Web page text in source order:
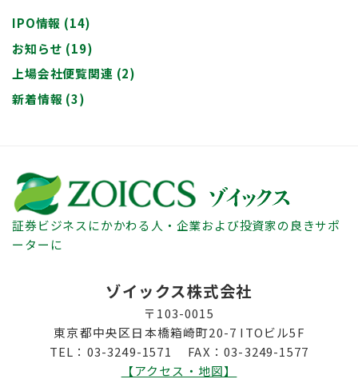
IPO情報 (14)
お知らせ (19)
上場会社便覧関連 (2)
新着情報 (3)
証券ビジネスにかかわる人・企業および投資家の良きサポ
ーターに
ゾイックス株式会社
〒103-0015
東京都中央区日本橋箱崎町20-7 ITOビル5F
TEL：03-3249-1571 FAX：03-3249-1577
【アクセス・地図】